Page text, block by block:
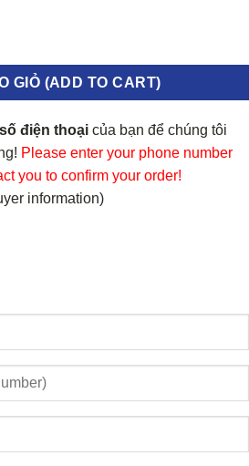
Sedan số lượng
GIỎ (ADD TO CART)
số điện thoại của bạn để chúng tôi
Please enter your phone number
you to confirm your order!
information)